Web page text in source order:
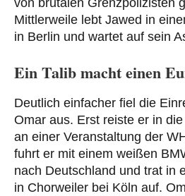
Mittlerweile lebt Jawed in
in Berlin und wartet auf sein
Ein Talib macht einen
Deutlich einfacher fiel die
Omar aus. Erst reiste er in
an einer Veranstaltung der
fuhrt er mit einem weißen
nach Deutschland und trat in
in Chorweiler bei Köln auf.